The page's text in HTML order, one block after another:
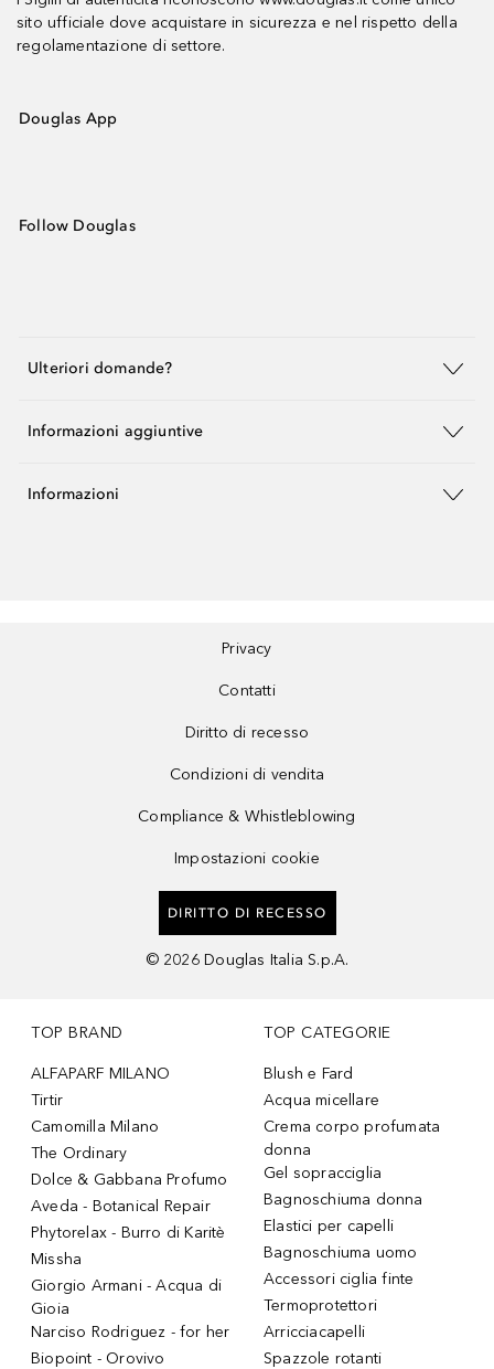
sito ufficiale dove acquistare in sicurezza e nel rispetto della
regolamentazione di settore.
Douglas App
Follow Douglas
Ulteriori domande?
Informazioni aggiuntive
Informazioni
Privacy
Contatti
Diritto di recesso
Condizioni di vendita
Compliance & Whistleblowing
Impostazioni cookie
DIRITTO DI RECESSO
© 2026 Douglas Italia S.p.A.
TOP BRAND
ALFAPARF MILANO
Tirtir
Camomilla Milano
The Ordinary
Dolce & Gabbana Profumo
Aveda - Botanical Repair
Phytorelax - Burro di Karitè
Missha
Giorgio Armani - Acqua di
Gioia
Narciso Rodriguez - for her
Biopoint - Orovivo
TOP CATEGORIE
Blush e Fard
Acqua micellare
Crema corpo profumata
donna
Gel sopracciglia
Bagnoschiuma donna
Elastici per capelli
Bagnoschiuma uomo
Accessori ciglia finte
Termoprotettori
Arricciacapelli
Spazzole rotanti